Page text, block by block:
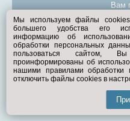
Вам
©
Мы используем файлы
большего удобства его
информацию об
обработки персональных
пользоваться сайтом,
проинформированы об
нашими правилами
отключить файлы cookies в